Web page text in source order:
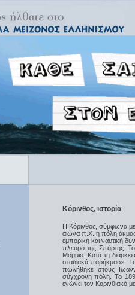
Κόρινθος, ιστορία
Η Κόρινθος, σύμφωνα με
αιώνα π.Χ. η πόλη
εμπορική και ναυτική
πλευρό της Σπάρτης.
Μόμμιο. Κατά τη
σταδιακά παρήκμασε.
πωλήθηκε στους
σύγχρονη πόλη. Το
ενώνει τον Κορινθιακό